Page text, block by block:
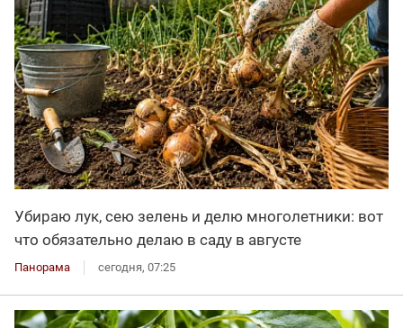
Убираю лук, сею зелень и делю многолетники: вот
что обязательно делаю в саду в августе
Панорама сегодня, 07:25